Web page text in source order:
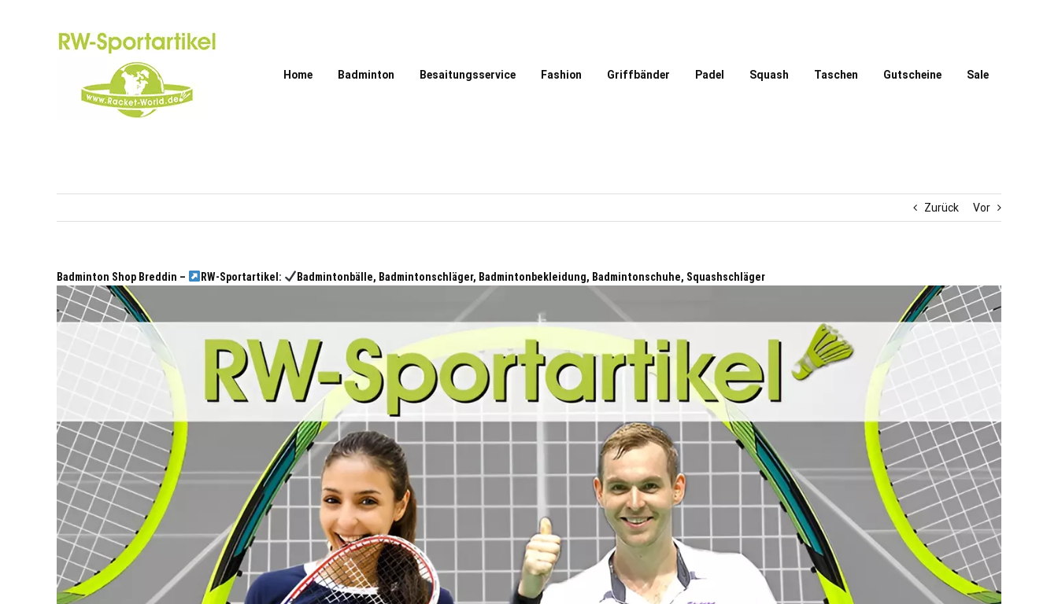
Home Badminton Besaitungsservice Fashion Griffbänder Padel Squash Taschen Gutscheine Sale
Zurück Vor
Badminton Shop Breddin – RW-Sportartikel: Badmintonbälle, Badmintonschläger, Badmintonbekleidung, Badmintonschuhe, Squashschläger